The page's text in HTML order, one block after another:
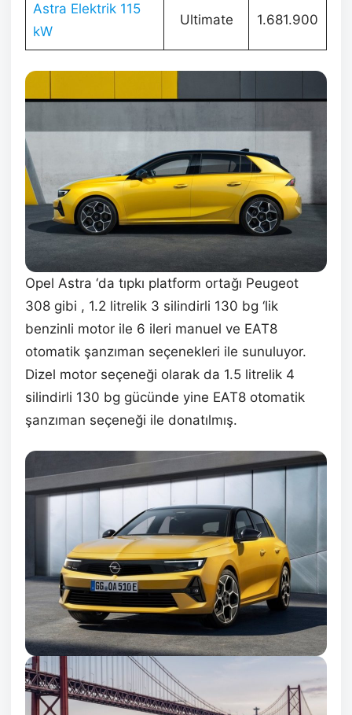
Astra Elektrik 115
kW
Ultimate 1.681.900
Opel Astra ‘da tıpkı platform ortağı Peugeot
308 gibi , 1.2 litrelik 3 silindirli 130 bg ‘lik
benzinli motor ile 6 ileri manuel ve EAT8
otomatik şanzıman seçenekleri ile sunuluyor.
Dizel motor seçeneği olarak da 1.5 litrelik 4
silindirli 130 bg gücünde yine EAT8 otomatik
şanzıman seçeneği ile donatılmış.